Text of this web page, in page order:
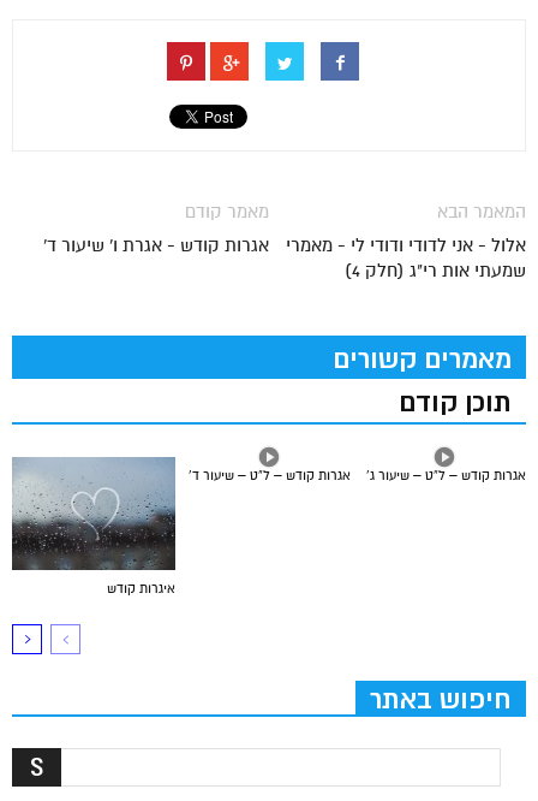
מאמר קודם
אגרות קודש - אגרת ו' שיעור ד'
המאמר הבא
אלול - אני לדודי ודודי לי - מאמרי
שמעתי אות רי"ג (חלק 4)
מאמרים קשורים
תוכן קודם
איגרות קודש
אגרות קודש – ל”ט – שיעור ד’ אגרות קודש – ל”ט – שיעור ג’
חיפוש באתר